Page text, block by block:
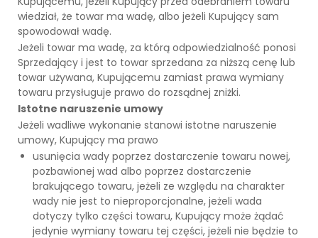
wiedział, że towar ma wadę, albo jeżeli Kupujący sam
spowodował wadę.
Jeżeli towar ma wadę, za którą odpowiedzialność ponosi
Sprzedający i jest to towar sprzedana za niższą cenę lub
towar używana, Kupującemu zamiast prawa wymiany
towaru przysługuje prawo do rozsądnej zniżki.
Istotne naruszenie umowy
Jeżeli wadliwe wykonanie stanowi istotne naruszenie
umowy, Kupujący ma prawo
usunięcia wady poprzez dostarczenie towaru nowej,
pozbawionej wad albo poprzez dostarczenie
brakującego towaru, jeżeli ze względu na charakter
wady nie jest to nieproporcjonalne, jeżeli wada
dotyczy tylko części towaru, Kupujący może żądać
jedynie wymiany towaru tej części, jeżeli nie będzie to